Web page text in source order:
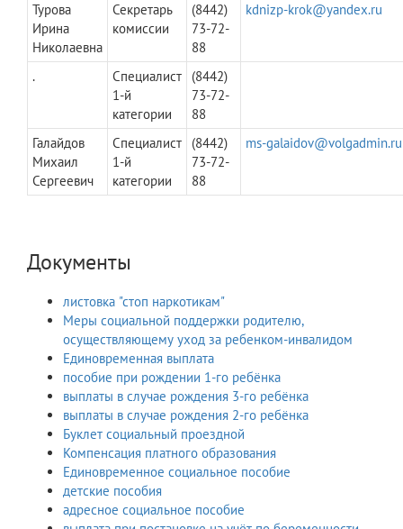
Турова
Ирина
Николаевна
Секретарь
комиссии
(8442)
73-72-
88
kdnizp-krok@yandex.ru
.
Специалист
1-й
категории
(8442)
73-72-
88
Галайдов
Михаил
Сергеевич
Специалист
1-й
категории
(8442)
73-72-
88
ms-galaidov@volgadmin.ru
Документы
листовка "стоп наркотикам"
Меры социальной поддержки родителю,
осуществляющему уход за ребенком-инвалидом
Единовременная выплата
пособие при рождении 1-го ребёнка
выплаты в случае рождения 3-го ребёнка
выплаты в случае рождения 2-го ребёнка
Буклет социальный проездной
Компенсация платного образования
Единовременное социальное пособие
детские пособия
адресное социальное пособие